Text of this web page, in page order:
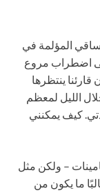
الليل لمعظم
كيف يمكنني
– ولكن مثل
ما يكون من